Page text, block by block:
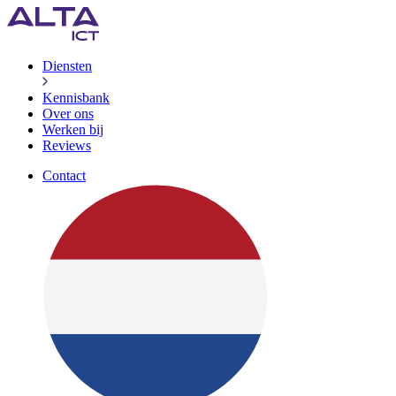
Diensten
Kennisbank
Over ons
Werken bij
Reviews
Contact